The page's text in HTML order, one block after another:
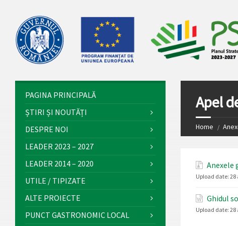
Apel
Home
Anexele
Upload date: 28
Ghidul
Upload date: 28
PAGINA PRINCIPALĂ
ȘTIRI ȘI NOUTĂȚI
DESPRE NOI
LEADER 2023 – 2027
LEADER 2014 – 2020
UTILE / TIPIZATE
ALTE PROIECTE
PUNCT GASTRONOMIC LOCAL